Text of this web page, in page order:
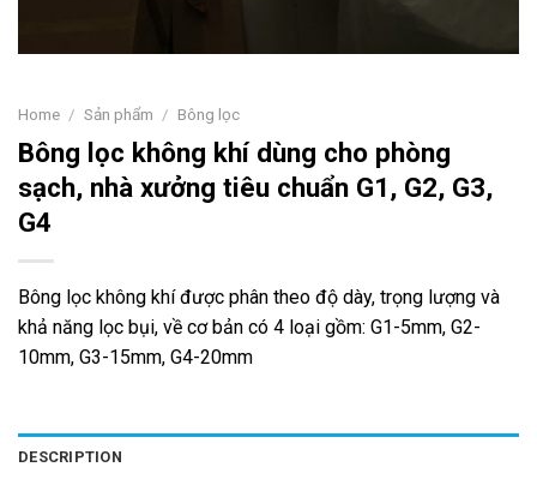
Home / Sản phẩm / Bông lọc
Bông lọc không khí dùng cho phòng
sạch, nhà xưởng tiêu chuẩn G1, G2, G3,
G4
Bông lọc không khí được phân theo độ dày, trọng lượng và
khả năng lọc bụi, về cơ bản có 4 loại gồm: G1-5mm, G2-
10mm, G3-15mm, G4-20mm
DESCRIPTION